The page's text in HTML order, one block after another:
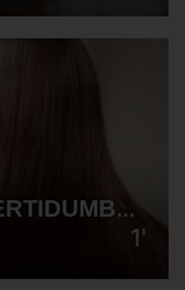
EL PRECIO DE LA INCERTIDUMBRE - "PRÍMULAS"
1'